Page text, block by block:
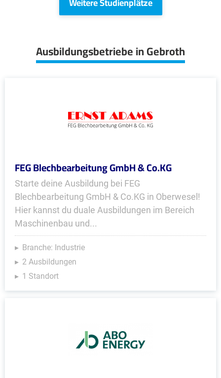
Ausbildungsbetriebe in Gebroth
FEG Blechbearbeitung GmbH & Co.KG
Starte deine Ausbildung bei FEG
Blechbearbeitung GmbH & Co.KG in Oberwesel!
Hier kannst du duale Ausbildungen im Bereich
Maschinenbau und...
Branche: Industrie
2 Ausbildungen
1 Standort